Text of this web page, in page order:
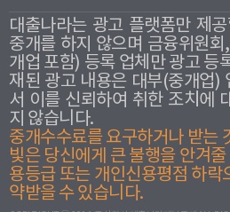
대출나라는 광고 플랫폼만 제
중개를 하지 않으며 금융위원
개업 포함) 등록 업체만 광고 등
재된 광고 내용은 대부(중개업)
서 이를 신뢰하여 취한 조치에
지 않습니다.
중개수수료를 요구하거나 받는
빛은 당신에게 큰 불행을 안겨
용등급 또는 개인신용평점 하락
약받을 수 있습니다.